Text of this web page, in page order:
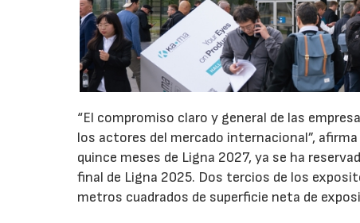
“El compromiso claro y general de las
los actores del mercado internacional”,
quince meses de Ligna 2027, ya se ha
final de Ligna 2025. Dos tercios de los
metros cuadrados de superficie neta de